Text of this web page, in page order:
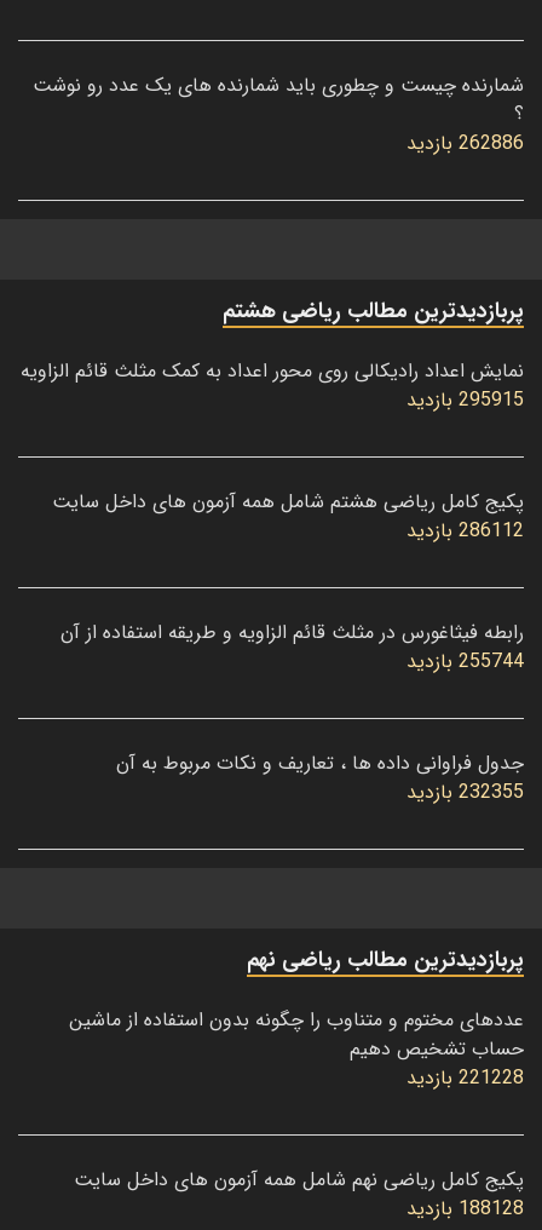
شمارنده چیست و چطوری باید شمارنده های یک عدد رو نوشت
؟
262886 بازدید
پربازدیدترین مطالب ریاضی هشتم
نمایش اعداد رادیکالی روی محور اعداد به کمک مثلث قائم الزاویه
295915 بازدید
پکیج کامل ریاضی هشتم شامل همه آزمون های داخل سایت
286112 بازدید
رابطه فیثاغورس در مثلث قائم الزاویه و طریقه استفاده از آن
255744 بازدید
جدول فراوانی داده ها ، تعاریف و نکات مربوط به آن
232355 بازدید
پربازدیدترین مطالب ریاضی نهم
عددهای مختوم و متناوب را چگونه بدون استفاده از ماشین
حساب تشخیص دهیم
221228 بازدید
پکیج کامل ریاضی نهم شامل همه آزمون های داخل سایت
188128 بازدید